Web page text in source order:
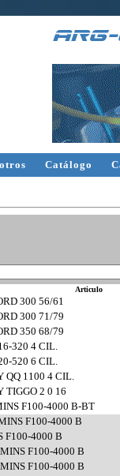
Catálogo
Articulo
300 56/61
300 71/79
350 68/79
320 4 CIL.
520 6 CIL.
QQ 1100 4 CIL.
TIGGO 2 0 16
F100-4000 B-BT
F100-4000 B
F100-4000 B
F100-4000 B
F100-4000 B